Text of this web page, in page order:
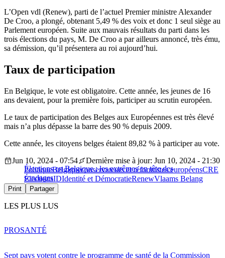
L’Open vdl (Renew), parti de l’actuel Premier ministre Alexander
De Croo, a plongé, obtenant 5,49 % des voix et donc 1 seul siège au
Parlement européen. Suite aux mauvais résultats du parti dans les
trois élections du pays, M. De Croo a par ailleurs annoncé, très ému,
sa démission, qu’il présentera au roi aujourd’hui.
Taux de participation
En Belgique, le vote est obligatoire. Cette année, les jeunes de 16
ans devaient, pour la première fois, participer au scrutin européen.
Le taux de participation des Belges aux Européennes est très élevé
mais n’a plus dépasse la barre des 90 % depuis 2009.
Cette année, les citoyens belges étaient 89,82 % à participer au vote.
Élections en Belgique : les extrêmes en tête des
sondages
Jun 10, 2024 - 07:54
Dernière mise à jour: Jun 10, 2024 - 21:30
PolitiqueBelgiqueconservateurs et réformistes européensCRE
ÉlectionsIDIdentité et DémocratieRenewVlaams Belang
Print Partager
LES PLUS LUS
Sept pays votent contre le programme de santé de la Commission
PROSANTÉ